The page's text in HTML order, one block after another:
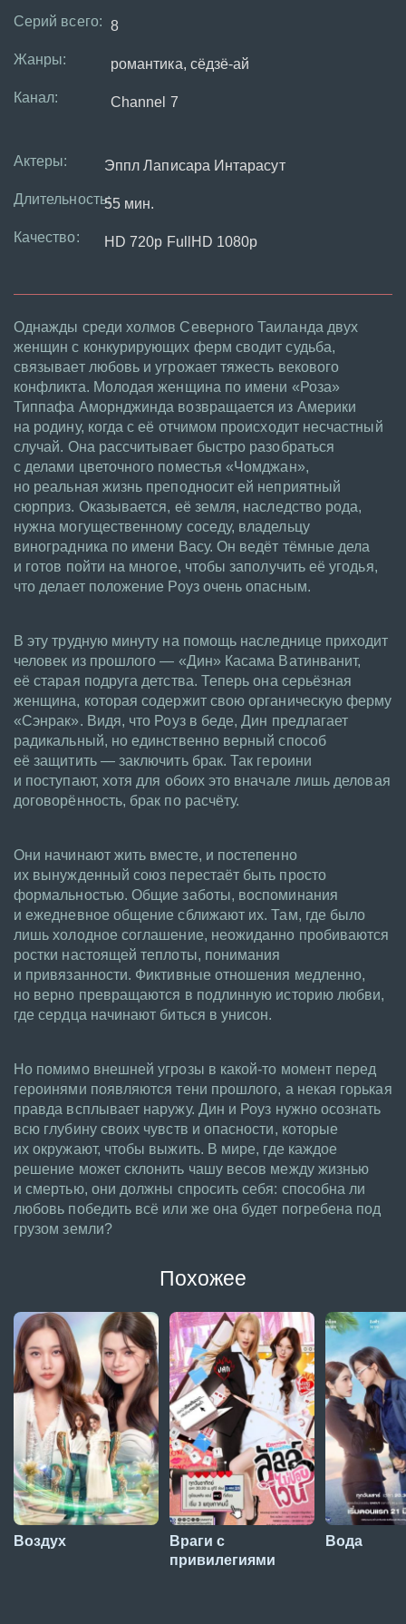
Серий всего: 8
Жанры: романтика, сёдзё-ай
Канал: Channel 7
Актеры: Эппл Лаписара Интарасут
Длительность:55 мин.
Качество: HD 720p FullHD 1080p
Однажды среди холмов Северного Таиланда двух
женщин с конкурирующих ферм сводит судьба,
связывает любовь и угрожает тяжесть векового
конфликта. Молодая женщина по имени «Роза»
Типпафа Аморнджинда возвращается из Америки
на родину, когда с её отчимом происходит несчастный
случай. Она рассчитывает быстро разобраться
с делами цветочного поместья «Чомджан»,
но реальная жизнь преподносит ей неприятный
сюрприз. Оказывается, её земля, наследство рода,
нужна могущественному соседу, владельцу
виноградника по имени Васу. Он ведёт тёмные дела
и готов пойти на многое, чтобы заполучить её угодья,
что делает положение Роуз очень опасным.
В эту трудную минуту на помощь наследнице приходит
человек из прошлого — «Дин» Касама Ватинванит,
её старая подруга детства. Теперь она серьёзная
женщина, которая содержит свою органическую ферму
«Сэнрак». Видя, что Роуз в беде, Дин предлагает
радикальный, но единственно верный способ
её защитить — заключить брак. Так героини
и поступают, хотя для обоих это вначале лишь деловая
договорённость, брак по расчёту.
Они начинают жить вместе, и постепенно
их вынужденный союз перестаёт быть просто
формальностью. Общие заботы, воспоминания
и ежедневное общение сближают их. Там, где было
лишь холодное соглашение, неожиданно пробиваются
ростки настоящей теплоты, понимания
и привязанности. Фиктивные отношения медленно,
но верно превращаются в подлинную историю любви,
где сердца начинают биться в унисон.
Но помимо внешней угрозы в какой-то момент перед
героинями появляются тени прошлого, а некая горькая
правда всплывает наружу. Дин и Роуз нужно осознать
всю глубину своих чувств и опасности, которые
их окружают, чтобы выжить. В мире, где каждое
решение может склонить чашу весов между жизнью
и смертью, они должны спросить себя: способна ли
любовь победить всё или же она будет погребена под
грузом земли?
Похожее
Воздух
Враги с
привилегиями
Вода